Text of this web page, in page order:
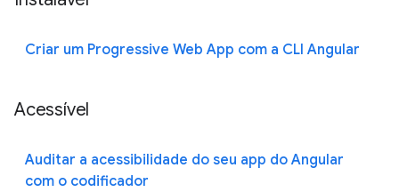
Criar um Progressive Web App com a CLI Angular
Acessível
Auditar a acessibilidade do seu app do Angular
com o codificador